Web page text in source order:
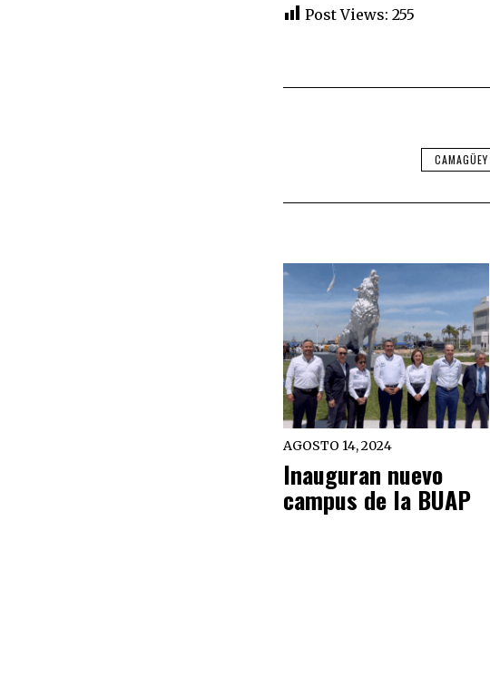
Post Views: 255
CAMAGÜEY
AGOSTO 14, 2024
Inauguran nuevo
campus de la BUAP